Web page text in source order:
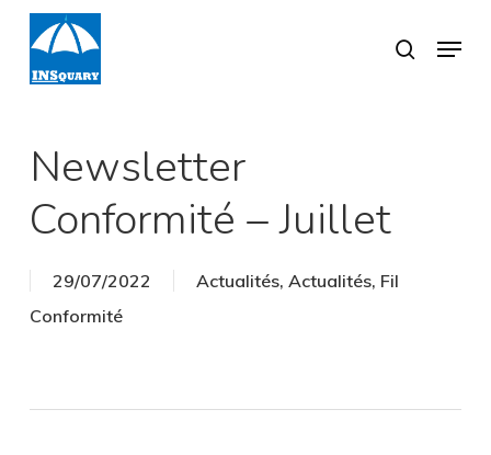
Skip
main
search
Menu
Newsletter
Conformité – Juillet
29/07/2022 Actualités, Actualités, Fil
Conformité